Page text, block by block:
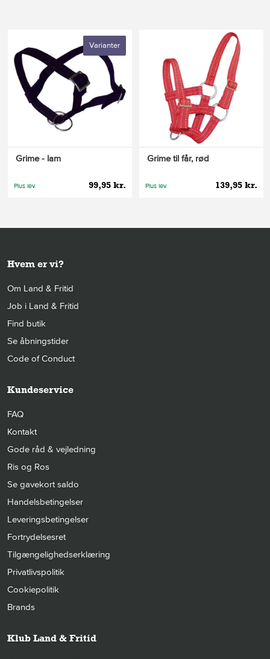
Varianter
Grime - lam
99,95 kr.
Plus lev.
Grime til får, rød
139,95 kr.
Plus lev.
Hvem er vi?
Om Land & Fritid
Job i Land & Fritid
Find butik
Se åbningstider
Code of Conduct
Kundeservice
FAQ
Kontakt
Gode råd & vejledning
Ris og Ros
Se gavekort saldo
Handelsbetingelser
Leveringsbetingelser
Fortrydelsesret
Tilgængelighedserklæring
Privatlivspolitik
Cookiepolitik
Brands
Klub Land & Fritid